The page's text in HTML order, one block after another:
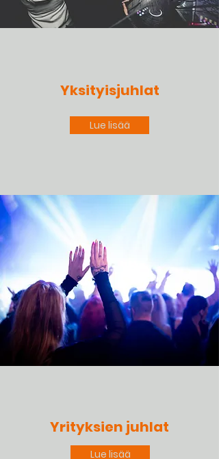
Yksityisjuhlat
Lue lisää
Yrityksien juhlat
Lue lisää